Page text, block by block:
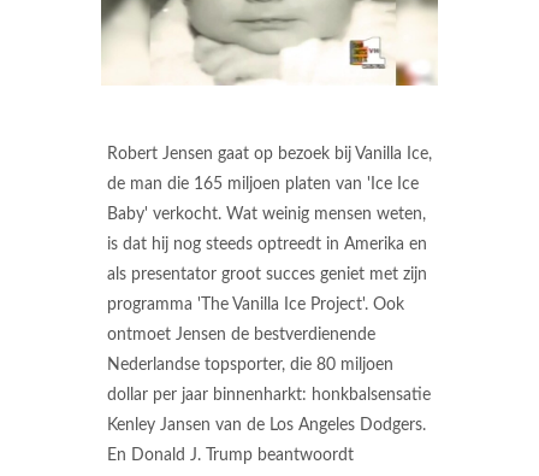
Robert Jensen gaat op bezoek bij Vanilla Ice,
de man die 165 miljoen platen van 'Ice Ice
Baby' verkocht. Wat weinig mensen weten,
is dat hij nog steeds optreedt in Amerika en
als presentator groot succes geniet met zijn
programma 'The Vanilla Ice Project'. Ook
ontmoet Jensen de bestverdienende
Nederlandse topsporter, die 80 miljoen
dollar per jaar binnenharkt: honkbalsensatie
Kenley Jansen van de Los Angeles Dodgers.
En Donald J. Trump beantwoordt